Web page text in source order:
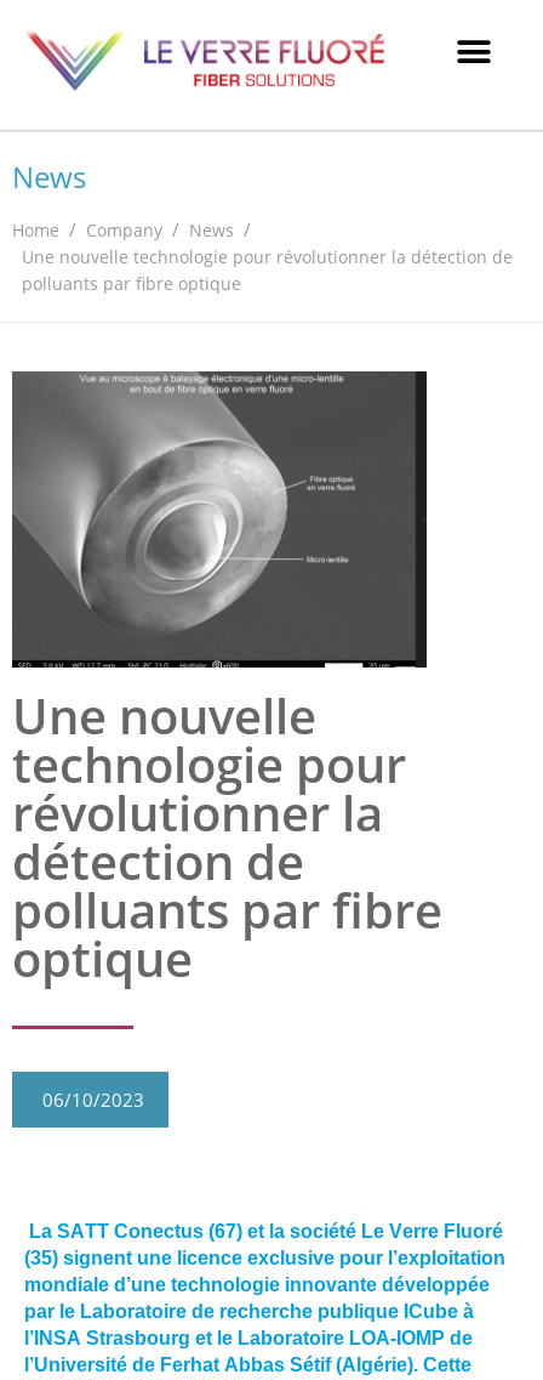
News
Home / Company / News /
Une nouvelle technologie pour révolutionner la détection de
polluants par fibre optique
Une nouvelle
technologie pour
révolutionner la
détection de
polluants par fibre
optique
06/10/2023
La SATT Conectus (67) et la société Le Verre Fluoré
(35) signent une licence exclusive pour l’exploitation
mondiale d ’une technologie innovante développée
par le Laboratoire de recherche publique ICube à
l’INSA Strasbourg et
l’Université de Ferhat Abbas Sétif (Algérie). Cette